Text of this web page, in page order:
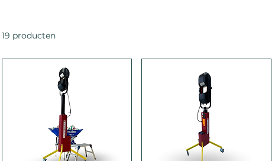
19 producten